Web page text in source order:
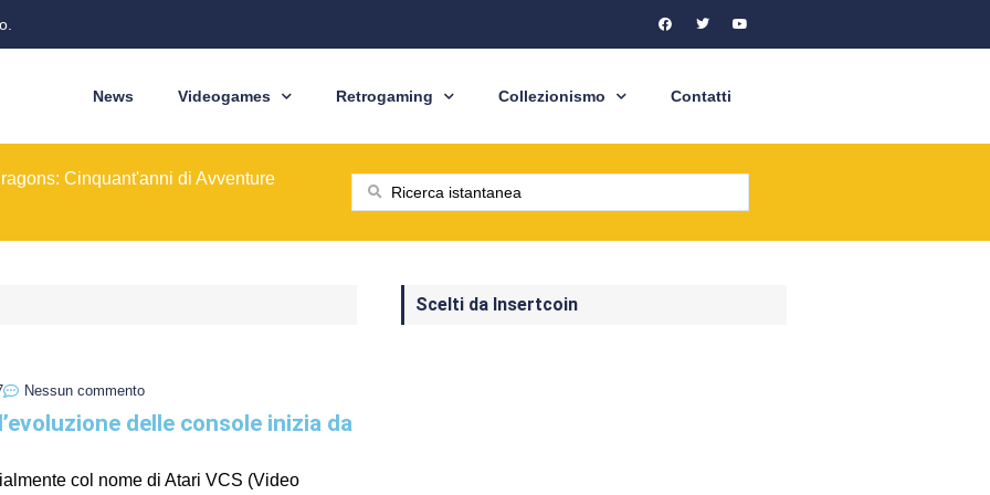
News Videogames Retrogaming Collezionismo Contatti
del modello originale
le sale giochi nel 1989
Cinquant'anni di Avventure
dal pixel al Sottosopra
BioWare
nostre tasche
del modello originale
le sale giochi nel 1989
Nessun commento
delle console inizia da
col nome di Atari VCS (Video
Scelti da Insertcoin